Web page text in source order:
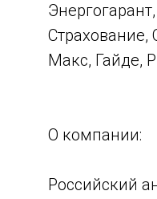
Макс, Гайде,
О компании:
Российский